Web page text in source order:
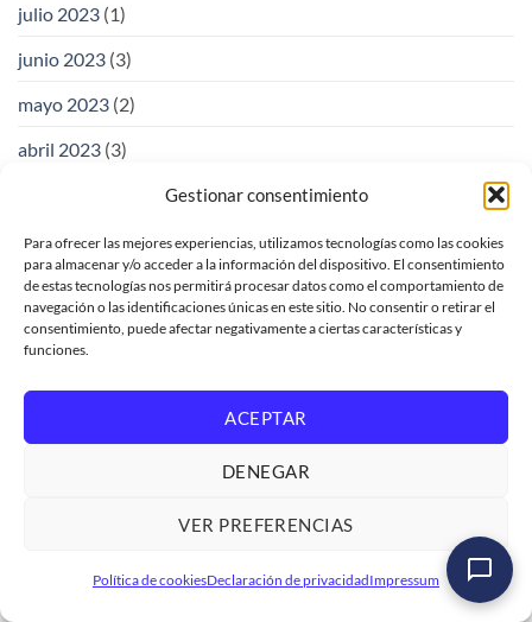
Gestionar consentimiento
Para ofrecer las mejores experiencias, utilizamos tecnologías como las cookies
para almacenar y/o acceder a la información del dispositivo. El consentimiento
de estas tecnologías nos permitirá procesar datos como el comportamiento de
navegación o las identificaciones únicas en este sitio. No consentir o retirar el
consentimiento, puede afectar negativamente a ciertas características y
funciones.
ACEPTAR
DENEGAR
VER PREFERENCIAS
Política de cookiesDeclaración de privacidadImpressum
julio 2023 (1)
junio 2023 (3)
mayo 2023 (2)
abril 2023 (3)
febrero 2023(2)
enero 2023(5)
diciembre 2022(2)